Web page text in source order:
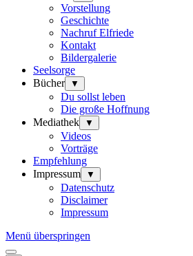
Vorstellung
Geschichte
Nachruf Elfriede
Kontakt
Bildergalerie
Seelsorge
Bücher
▼
Du sollst leben
Die große Hoffnung
Mediathek
▼
Videos
Vorträge
Empfehlung
Impressum
▼
Datenschutz
Disclaimer
Impressum
Menü überspringen